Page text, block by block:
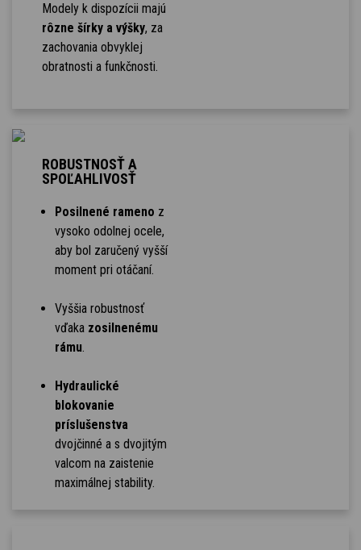
Modely k dispozícii majú
rôzne šírky a výšky, za
zachovania obvyklej
obratnosti a funkčnosti.
ROBUSTNOSŤ A
SPOĽAHLIVOSŤ
Posilnené rameno z
vysoko odolnej ocele,
aby bol zaručený vyšší
moment pri otáčaní.
Vyššia robustnosť
vďaka zosilnenému
rámu.
Hydraulické
blokovanie
príslušenstva
dvojčinné a s dvojitým
valcom na zaistenie
maximálnej stability.